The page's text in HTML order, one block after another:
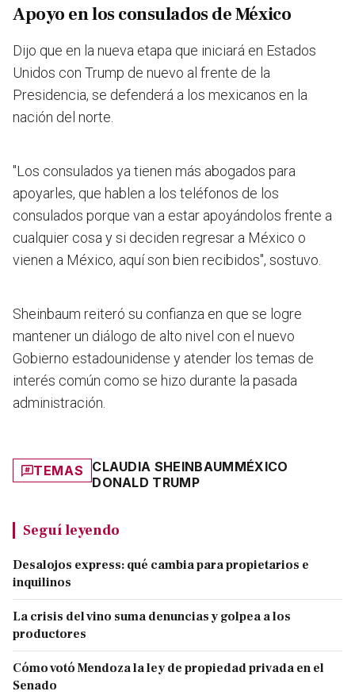
Apoyo en los consulados de México
Dijo que en la nueva etapa que iniciará en Estados
Unidos con Trump de nuevo al frente de la
Presidencia, se defenderá a los mexicanos en la
nación del norte.
"Los consulados ya tienen más abogados para
apoyarles, que hablen a los teléfonos de los
consulados porque van a estar apoyándolos frente a
cualquier cosa y si deciden regresar a México o
vienen a México, aquí son bien recibidos", sostuvo.
Sheinbaum reiteró su confianza en que se logre
mantener un diálogo de alto nivel con el nuevo
Gobierno estadounidense y atender los temas de
interés común como se hizo durante la pasada
administración.
TEMAS CLAUDIA SHEINBAUMMÉXICO
DONALD TRUMP
Seguí leyendo
Desalojos express: qué cambia para propietarios e
inquilinos
La crisis del vino suma denuncias y golpea a los
productores
Cómo votó Mendoza la ley de propiedad privada en el
Senado